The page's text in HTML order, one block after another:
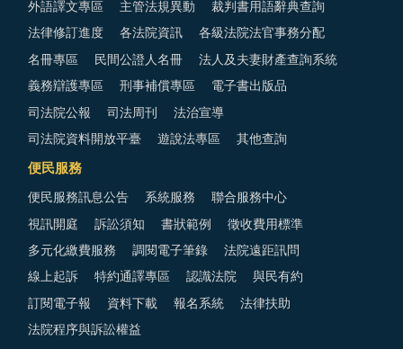
外語譯文專區 主管法規異動 裁判書用語辭典查詢
法律修訂進度 各法院資訊 各級法院法官事務分配
名冊專區 民間公證人名冊 法人及夫妻財產查詢系統
義務辯護專區 刑事補償專區 電子書出版品
司法院公報 司法周刊 法治宣導
司法院資料開放平臺 遊說法專區 其他查詢
便民服務
便民服務訊息公告 系統服務 聯合服務中心
視訊開庭 訴訟須知 書狀範例 徵收費用標準
多元化繳費服務 調閱電子筆錄 法院遠距訊問
線上起訴 特約通譯專區 認識法院 與民有約
訂閱電子報 資料下載 報名系統 法律扶助
法院程序與訴訟權益